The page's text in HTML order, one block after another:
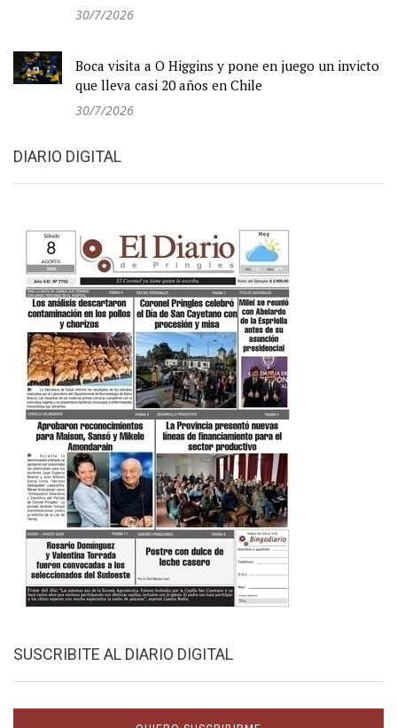
30/7/2026
Boca visita a O Higgins y pone en juego un invicto
que lleva casi 20 años en Chile
30/7/2026
DIARIO DIGITAL
SUSCRIBITE AL DIARIO DIGITAL